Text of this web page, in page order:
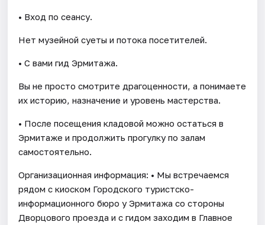
• Вход по сеансу.
Нет музейной суеты и потока посетителей.
• С вами гид Эрмитажа.
Вы не просто смотрите драгоценности, а понимаете
их историю, назначение и уровень мастерства.
• После посещения кладовой можно остаться в
Эрмитаже и продолжить прогулку по залам
самостоятельно.
Организационная информация: • Мы встречаемся
рядом с киоском Городского туристско-
информационного бюро у Эрмитажа со стороны
Дворцового проезда и с гидом заходим в Главное